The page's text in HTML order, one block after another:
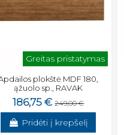
Greitas pristatymas
plokštė MDF 180,
ąžuolo sp., RAVAK
186,75 € 249,00 €
Pridėti į krepšelį